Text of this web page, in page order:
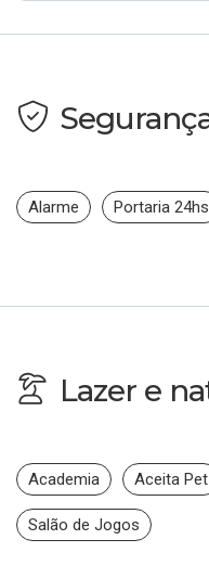
Alarme Portaria 24hs
Lazer e
Academia Aceita Pet
Salão de Jogos